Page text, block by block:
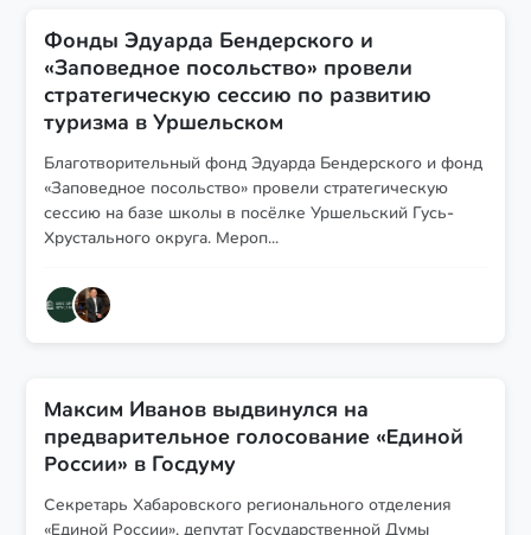
Фонды Эдуарда Бендерского и
«Заповедное посольство» провели
стратегическую сессию по развитию
туризма в Уршельском
Благотворительный фонд Эдуарда Бендерского и фонд
«Заповедное посольство» провели стратегическую
сессию на базе школы в посёлке Уршельский Гусь-
Хрустального округа. Мероп...
Максим Иванов выдвинулся на
предварительное голосование «Единой
России» в Госдуму
Секретарь Хабаровского регионального отделения
«Единой России», депутат Государственной Думы